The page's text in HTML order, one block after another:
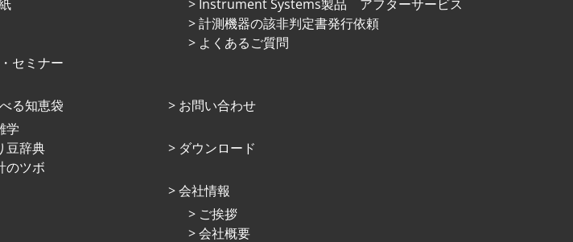
セミナー
る知恵袋
学
⾖辞典
のツボ
Instrument Systems製品 アフターサービス
計測機器の該非判定書発行依頼
よくあるご質問
お問い合わせ
ダウンロード
会社情報
ご挨拶
会社概要